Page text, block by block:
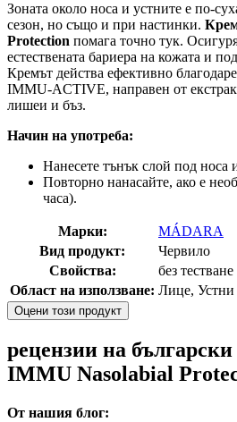
Зоната около носа и устните е по-
сезон, но също и при настинки.
Protection помага точно тук.
естествената бариера на кожата и
Кремът действа ефективно
IMMU-ACTIVE, направен от
лишеи и бъз.
Начин на употреба:
Нанесете тънък слой под носа
Повторно нанасайте, ако е
часа).
Марки:
MÁDARA
Вид продукт:
Червило
Свойства:
без
Област на използване: Лице, Устни
Оцени този продукт
рецензии на
IMMU Nasolabial
От нашия блог: